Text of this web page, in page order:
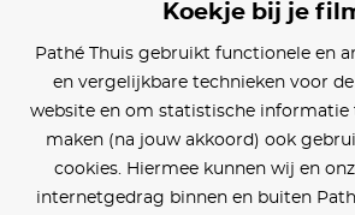
Koekje bij je
Pathé Thuis gebruikt functionele en
en vergelijkbare technieken voor
website en om statistische informatie
maken (na jouw akkoord) ook
cookies. Hiermee kunnen wij en
internetgedrag binnen en buiten